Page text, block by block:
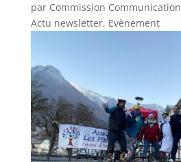
par Commission Communication
Actu newsletter, Evènement